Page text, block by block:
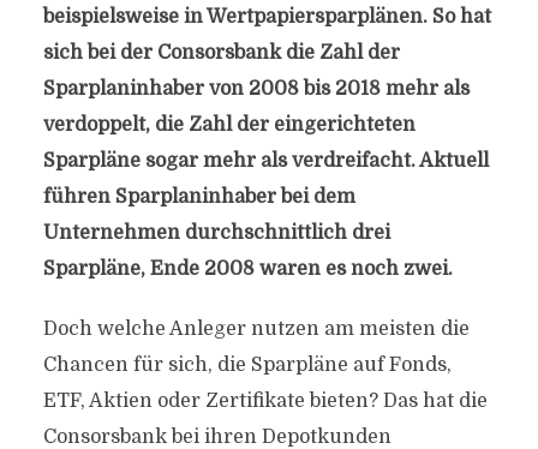
beispielsweise in Wertpapiersparplänen. So hat
sich bei der Consorsbank die Zahl der
Sparplaninhaber von 2008 bis 2018 mehr als
verdoppelt, die Zahl der eingerichteten
Sparpläne sogar mehr als verdreifacht. Aktuell
führen Sparplaninhaber bei dem
Unternehmen durchschnittlich drei
Sparpläne, Ende 2008 waren es noch zwei.
Doch welche Anleger nutzen am meisten die
Chancen für sich, die Sparpläne auf Fonds,
ETF, Aktien oder Zertifikate bieten? Das hat die
Consorsbank bei ihren Depotkunden